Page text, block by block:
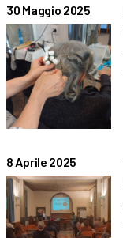
30 Maggio 2025
8 Aprile 2025